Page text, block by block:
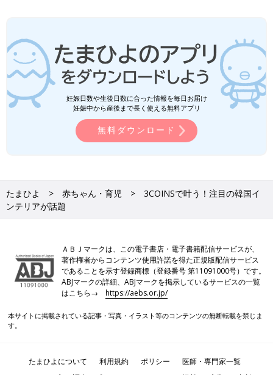
妊娠日数や生後日数に合った情報を毎日お届け
妊娠中から産後まで長く使える無料アプリ
無料ダウンロード
たまひよ 赤ちゃん・育児
3COINSで叶う！注目の韓国イ
ンテリアが話題
ＡＢＪマークは、この電子書店・電子書籍配信サービスが、
著作権者からコンテンツ使用許諾を得た正規版配信サービス
であることを示す登録商標（登録番号 第11091000号）です。
ABJマークの詳細、ABJマークを掲示しているサービスの一覧
はこちら→https://aebs.or.jp/
本サイトに掲載されている記事・写真・イラスト等のコンテンツの無断転載を禁じま
す。
たまひよについて 利用規約 ポリシー
医師・専門家一覧